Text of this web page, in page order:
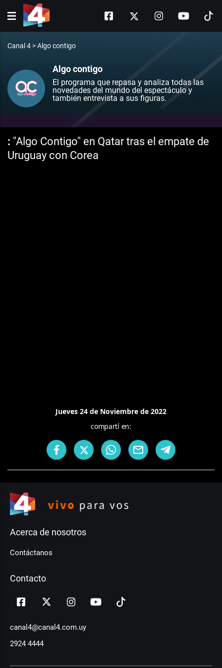
Canal 4 >Algo contigo
Algo contigo
El programa que repasa y analiza todas las
novedades del mundo del espectáculo y
también entrevista a sus figuras.
"Algo Contigo" en Qatar tras el empate de
Uruguay con Corea
Jueves 24 de Noviembre de 2022
compartí en:
Acerca de nosotros
Contáctanos
Contacto
canal4@canal4.com.uy
2924 4444